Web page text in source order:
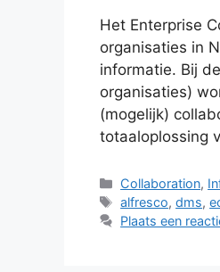
Het Enterprise
organisaties in
informatie. Bij
organisaties)
(mogelijk)
totaaloplossing
Categorieën
Collaboration,
Tags
alfresco,dms,
Plaats een